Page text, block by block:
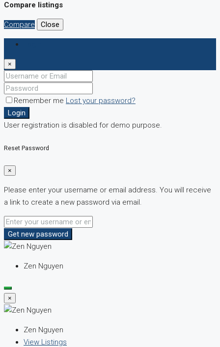
Compare listings
Compare Close
×
Remember me Lost your password?
Login
User registration is disabled for demo purpose.
Reset Password
×
Please enter your username or email address. You will receive
a link to create a new password via email.
Get new password
Zen Nguyen
×
Zen Nguyen
View Listings